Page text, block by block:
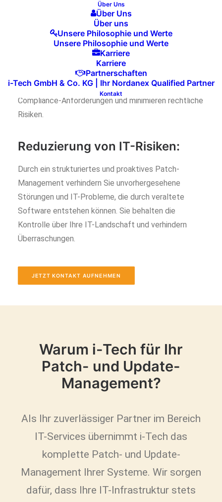
Über Uns
Über Uns
Über uns
Unsere Philosophie und Werte
Unsere Philosophie und Werte
Karriere
Karriere
Partnerschaften
i-Tech GmbH & Co. KG | Ihr Nordanex Qualified Partner
Kontakt
Konformität und Compliance:
In vielen Branchen sind regelmäßige Software-
Updates notwendig, um die Einhaltung von
gesetzlichen Vorschriften und Sicherheitsstandards
sicherzustellen. Mit unserem Patch- und Update-
Management erfüllen Sie alle relevanten
Compliance-Anforderungen und minimieren rechtliche
Risiken.
Reduzierung von IT-Risiken:
Durch ein strukturiertes und proaktives Patch-
Management verhindern Sie unvorhergesehene
Störungen und IT-Probleme, die durch veraltete
Software entstehen können. Sie behalten die
Kontrolle über Ihre IT-Landschaft und verhindern
Überraschungen.
JETZT KONTAKT AUFNEHMEN
Warum i-Tech für Ihr
Patch- und Update-
Management?
Als Ihr zuverlässiger Partner im Bereich
IT-Services übernimmt i-Tech das
komplette Patch- und Update-
Management Ihrer Systeme. Wir sorgen
dafür, dass Ihre IT-Infrastruktur stets